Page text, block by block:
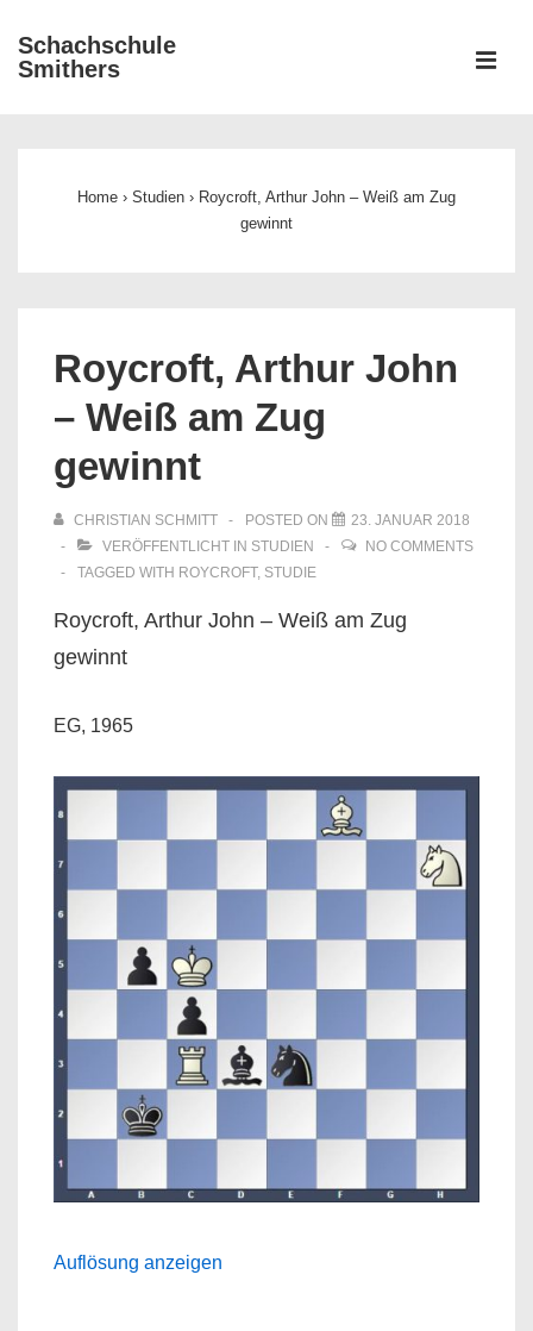
Zum
Inhalt
Schachschule
Smithers
Home › Studien › Roycroft, Arthur John – Weiß am Zug
gewinnt
Roycroft, Arthur John
– Weiß am Zug
gewinnt
CHRISTIAN SCHMITT POSTED ON
23. JANUAR 2018
VERÖFFENTLICHT IN STUDIEN
NO COMMENTS
TAGGED WITH ROYCROFT, STUDIE
Roycroft, Arthur John – Weiß am Zug
gewinnt
EG, 1965
Auflösung anzeigen